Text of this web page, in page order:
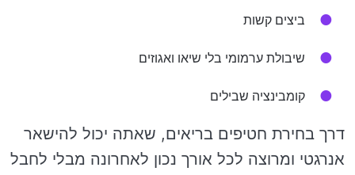
ביצים קשות
שיבולת ערמומי בלי שיאו ואגוזים
קומבינציה שבילים
דרך בחירת חטיפים בריאים, שאתה יכול להישאר
אנרגטי ומרוצה לכל אורך נכון לאחרונה מבלי לחבל